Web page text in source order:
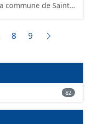
commune de Saint-
du CNIG et
rapport de
l'exception des
Malgré
données, il est
font foi et sont
8 9
82